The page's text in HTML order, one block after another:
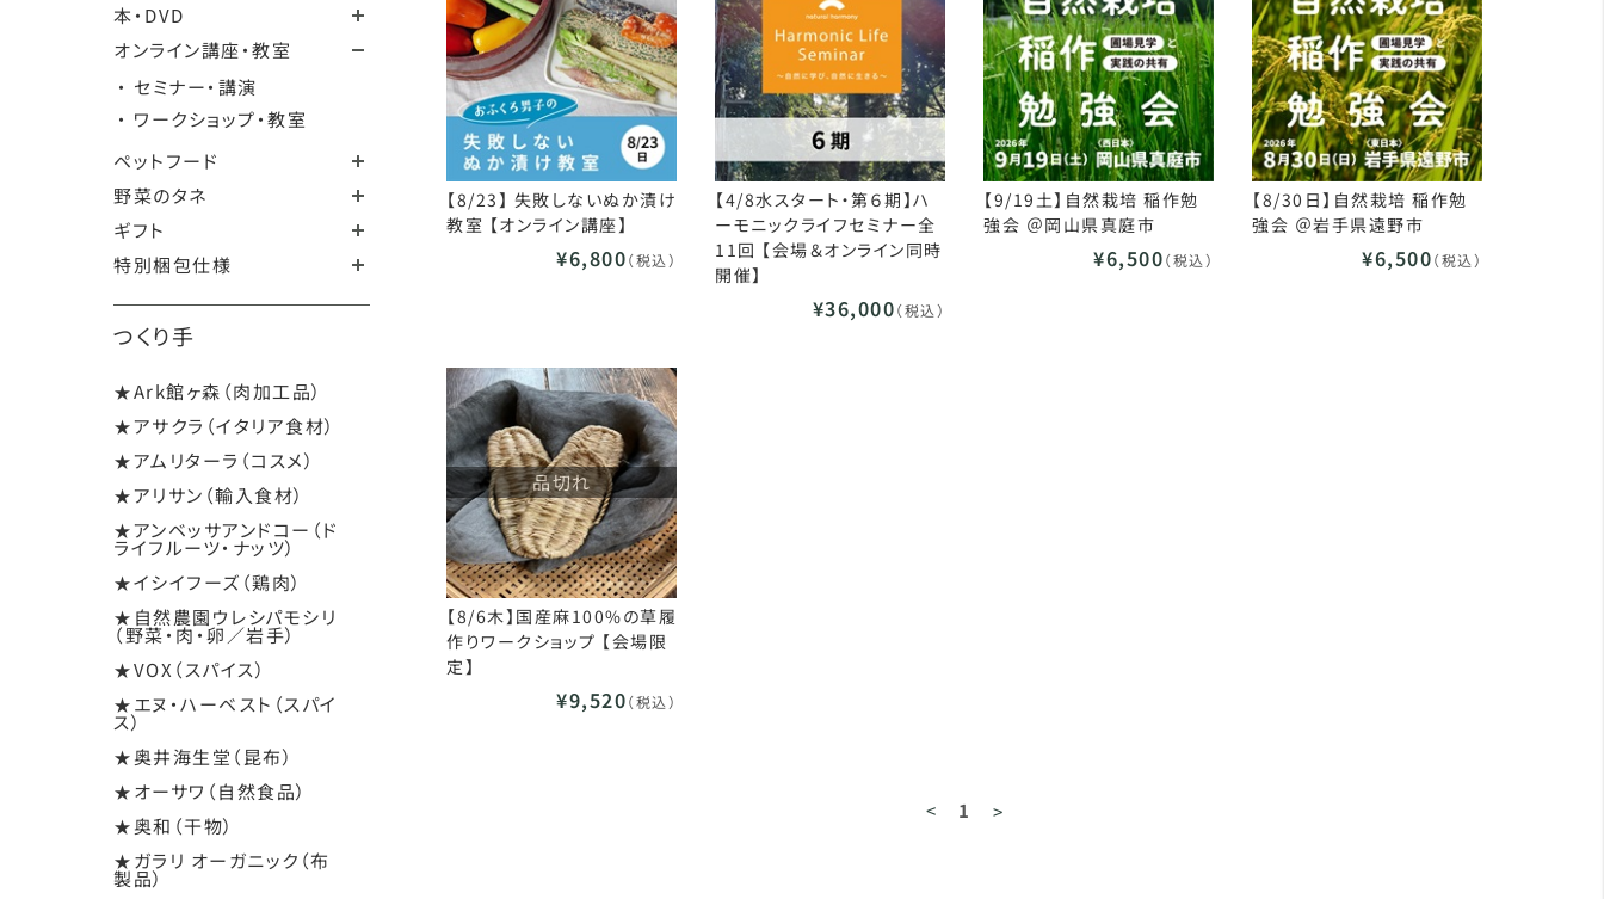
本・DVD
オンライン講座・教室
・ セミナー・講演
・ ワークショップ・教室
ペットフード
野菜のタネ
ギフト
特別梱包仕様
つくり手
★Ark館ヶ森（肉加工品）
★アサクラ（イタリア食材）
★アムリターラ（コスメ）
★アリサン（輸入食材）
★アンベッサアンドコー（ド
ライフルーツ・ナッツ）
★イシイフーズ（鶏肉）
★自然農園ウレシパモシリ
（野菜・肉・卵／岩手）
★VOX（スパイス）
★エヌ・ハーベスト（スパイ
ス）
★奥井海生堂（昆布）
★オーサワ（自然食品）
★奥和（干物）
★ガラリ オーガニック（布
製品）
【8/23】 失敗しないぬか漬け
教室 【オンライン講座】
¥6,800（税込）
【4/8水スタート・第６期】ハ
ーモニックライフセミナー全
11回 【会場＆オンライン同時
開催】
¥36,000（税込）
【9/19土】自然栽培 稲作勉
強会 ＠岡山県真庭市
¥6,500（税込）
【8/30日】自然栽培 稲作勉
強会 ＠岩手県遠野市
¥6,500（税込）
品切れ
【8/6木】国産麻100%の草履
作りワークショップ 【会場限
定】
¥9,520（税込）
< 1 >